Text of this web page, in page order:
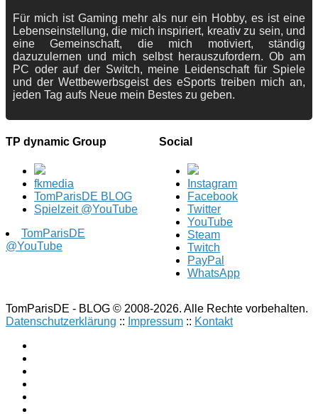
Für mich ist Gaming mehr als nur ein Hobby, es ist eine
Lebenseinstellung, die mich inspiriert, kreativ zu sein, und
eine Gemeinschaft, die mich motiviert, ständig
dazuzulernen und mich selbst herauszufordern. Ob am
PC oder auf der Switch, meine Leidenschaft für Spiele
und der Wettbewerbsgeist des eSports treiben mich an,
jeden Tag aufs Neue mein Bestes zu geben.
TP dynamic Group
fkmedia
TomParisDE BLOG
Spielzeit @YouTube
TomParisDE
@YouTube
Social
Instagram
Facebook
Twitter
YouTube
Steam
Twitch
PayPal
WhatsApp
TomParisDE - BLOG © 2008-2026. Alle Rechte vorbehalten.
Datenschutzerklärung :: Impressum :: Kontakt